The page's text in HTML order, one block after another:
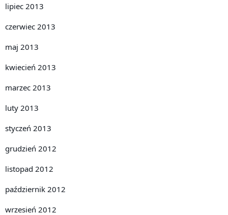
lipiec 2013
czerwiec 2013
maj 2013
kwiecień 2013
marzec 2013
luty 2013
styczeń 2013
grudzień 2012
listopad 2012
październik 2012
wrzesień 2012